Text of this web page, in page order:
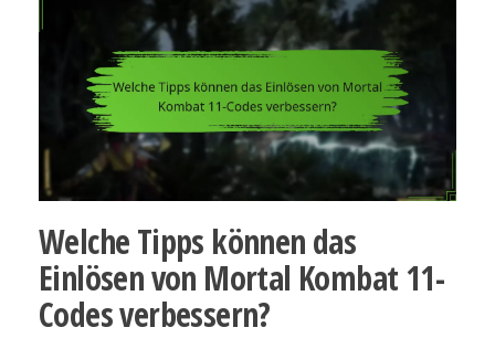
Welche Tipps können das
Einlösen von Mortal Kombat 11-
Codes verbessern?